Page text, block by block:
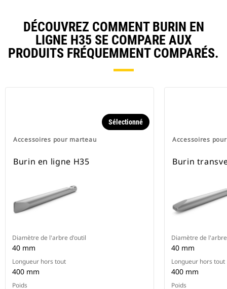
DÉCOUVREZ COMMENT BURIN EN
LIGNE H35 SE COMPARE AUX
PRODUITS FRÉQUEMMENT COMPARÉS.
Accessoires pour marteau
Sélectionné
Burin en ligne H35
Diamètre de l'arbre d'outil
40 mm
Longueur hors tout
400 mm
Poids
Accessoires
Burin
Diamètre de
40 mm
Longueur hors tout
400 mm
Poids